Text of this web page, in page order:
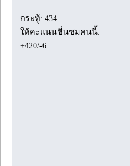
กระทู้: 434
ให้คะแนนชื่นชมคนนี้:
+420/-6